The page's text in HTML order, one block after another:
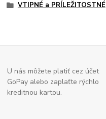
VTIPNÉ a PRÍLEŽITOSTNÉ
U nás môžete platiť cez účet
GoPay alebo zaplaťte rýchlo
kreditnou kartou.